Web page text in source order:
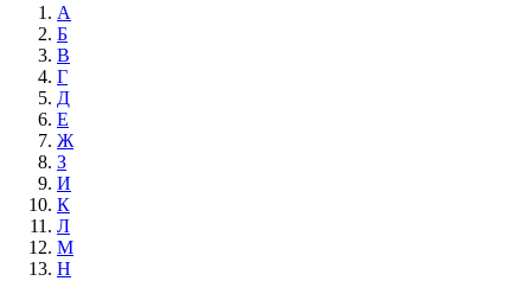
А
Б
В
Г
Д
Е
Ж
З
И
К
Л
М
Н